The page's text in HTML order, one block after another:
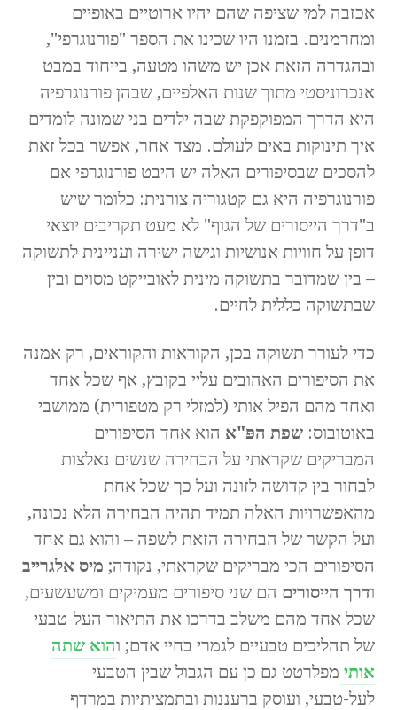
אכזבה למי שציפה שהם יהיו ארוטיים באופיים
ומחרמנים. בזמנו היו שכינו את הספר "פורנוגרפי",
ובהגדרה הזאת אכן יש משהו מטעה, בייחוד במבט
אנכרוניסטי מתוך שנות האלפיים, שבהן פורנוגרפיה
היא הדרך המפוקפקת שבה ילדים בני שמונה לומדים
איך תינוקות באים לעולם. מצד אחר, אפשר בכל זאת
להסכים שבסיפורים האלה יש היבט פורנוגרפי אם
פורנוגרפיה היא גם קטגוריה צורנית: כלומר שיש
ב"דרך הייסורים של הגוף" לא מעט תקריבים יוצאי
דופן על חוויות אנושיות וגישה ישירה ועניינית לתשוקה
– בין שמדובר בתשוקה מינית לאובייקט מסוים ובין
שבתשוקה כללית לחיים.
כדי לעורר תשוקה בכן, הקוראות והקוראים, רק אמנה
את הסיפורים האהובים עליי בקובץ, אף שכל אחד
ואחד מהם הפיל אותי (למזלי רק מטפורית) ממושבי
באוטובוס: שפת הפּ"א הוא אחד הסיפורים
המבריקים שקראתי על הבחירה שנשים נאלצות
לבחור בין קדושה לזונה ועל כך שכל אחת
מהאפשרויות האלה תמיד תהיה הבחירה הלא נכונה,
ועל הקשר של הבחירה הזאת לשפה – והוא גם אחד
הסיפורים הכי מבריקים שקראתי, נקודה; מיס אלגרייב
ודרך הייסורים הם שני סיפורים מעמיקים ומשעשעים,
שכל אחד מהם משלב בדרכו את התיאור העל-טבעי
של תהליכים טבעיים לגמרי בחיי אדם; והוא שתה
אותי מפלרטט גם כן עם הגבול שבין הטבעי
לעל-טבעי, ועוסק ברעננות ובתמציתיות במרדף